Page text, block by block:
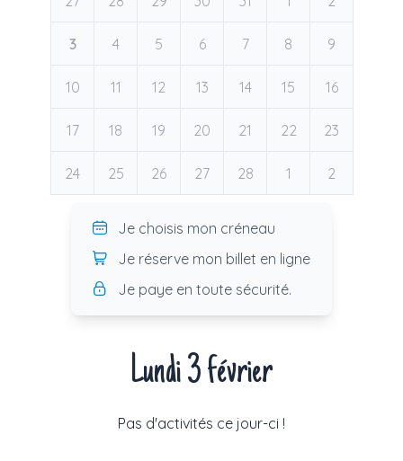
3 4 5 6 7 8 9
10 11 12 13 14 15 16
17 18 19 20 21 22 23
24 25 26 27 28 1 2
Je choisis mon créneau
Je réserve mon billet en ligne
Je paye en toute sécurité.
Lundi 3 février
Pas d'activités ce jour-ci !